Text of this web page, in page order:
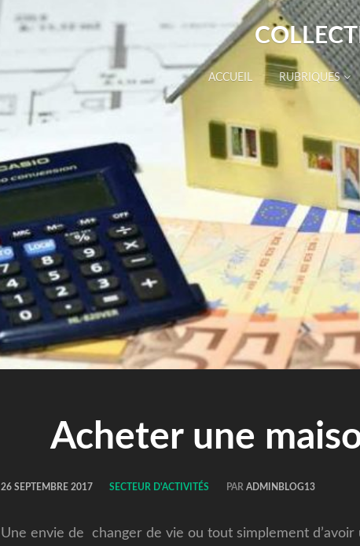
ACCUEIL RUBRIQUES
Acheter une
26 SEPTEMBRE 2017 SECTEUR D'ACTIVITÉS PAR ADMINBLOG13
Une envie de changer de vie ou tout simplement d’avoir